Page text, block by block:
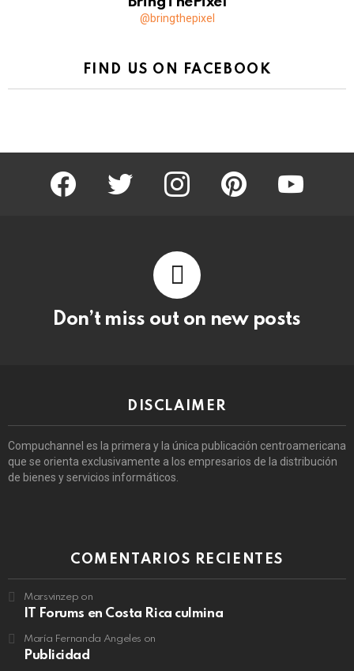
@bringthepixel
FIND US ON FACEBOOK
facebook twitter instagram pinterest youtube
Don’t miss out on new posts
DISCLAIMER
Compuchannel es la primera y la única publicación centroamericana
que se orienta exclusivamente a los empresarios de la distribución
de bienes y servicios informáticos.
COMENTARIOS RECIENTES
Marsvinzep on
IT Forums en Costa Rica culmina
María Fernanda Angeles on
Publicidad